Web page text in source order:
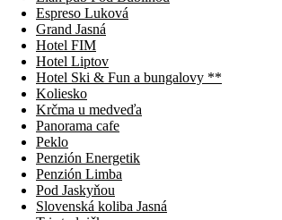
Espreso Luková
Grand Jasná
Hotel FIM
Hotel Liptov
Hotel Ski & Fun a bungalovy **
Koliesko
Krčma u medveďa
Panorama cafe
Peklo
Penzión Energetik
Penzión Limba
Pod Jaskyňou
Slovenská koliba Jasná